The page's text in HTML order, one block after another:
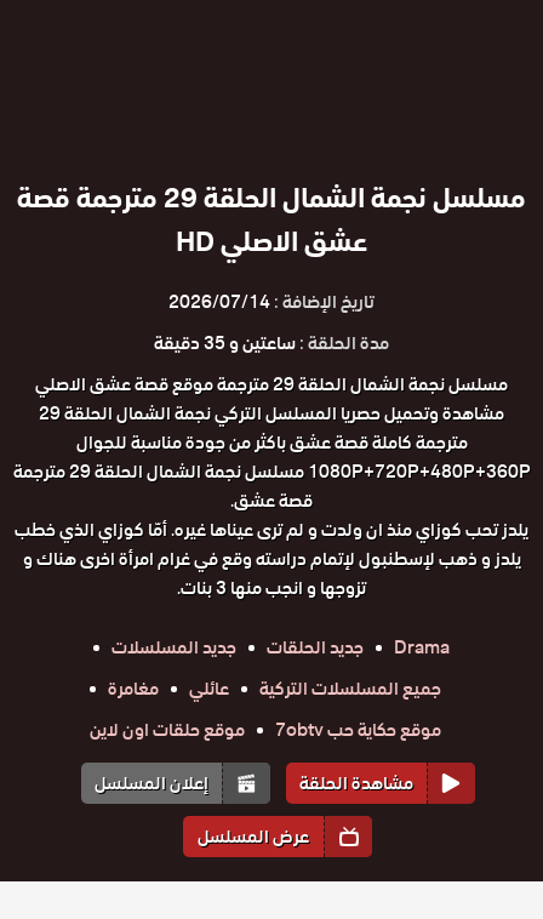
مسلسل نجمة الشمال الحلقة 29 مترجمة قصة
عشق الاصلي HD
تاريخ الإضافة :2026/07/14
مدة الحلقة :ساعتين و 35 دقيقة
مسلسل نجمة الشمال الحلقة 29 مترجمة موقع قصة عشق الاصلي
مشاهدة وتحميل حصريا المسلسل التركي نجمة الشمال الحلقة 29
مترجمة كاملة قصة عشق باكثر من جودة مناسبة للجوال
1080P+720P+480P+360P مسلسل نجمة الشمال الحلقة 29 مترجمة
قصة عشق.
يلدز تحب كوزاي منذ ان ولدت و لم ترى عيناها غيره. أمّا كوزاي الذي خطب
يلدز و ذهب لإسطنبول لإتمام دراسته وقع في غرام امرأة اخرى هناك و
تزوجها و انجب منها 3 بنات.
Drama
جديد الحلقات
جديد المسلسلات
جميع المسلسلات التركية
عائلي
مغامرة
موقع حكاية حب 7obtv
موقع حلقات اون لاين
مشاهدة الحلقة
إعلان المسلسل
عرض المسلسل